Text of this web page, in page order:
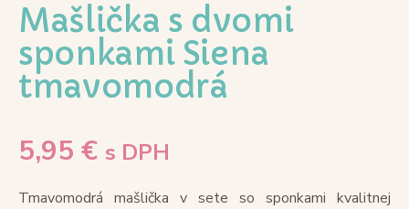
Mašlička s dvomi
sponkami Siena
tmavomodrá
5,95 € s DPH
Tmavomodrá mašlička v sete so sponkami kvalitnej